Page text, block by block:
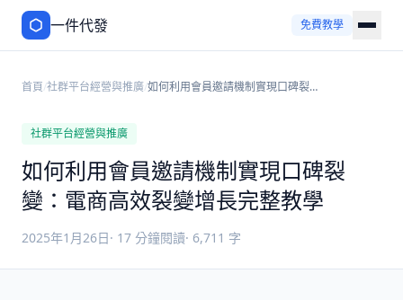
一件代發 免費教學
首頁/社群平台經營與推廣/如何利用會員邀請機制實現口碑裂
社群平台經營與推廣
如何利用會員邀請機制實現口碑裂
變：電商高效裂變增長完整教學
2025年1月26日· 17 分鐘閱讀· 6,711 字